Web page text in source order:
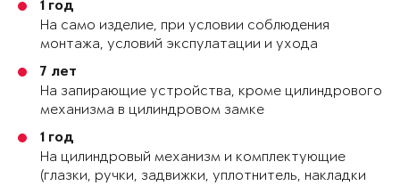
1 год
На само изделие, при условии соблюдения
монтажа, условий экспулатации и ухода
7 лет
На запирающие устройства, кроме цилиндрового
механизма в цилиндровом замке
1 год
На цилиндровый механизм и комплектующие
(глазки, ручки, задвижки, уплотнитель, накладки